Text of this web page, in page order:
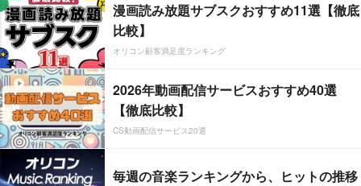
漫画読み放題サブスクおすすめ11選【徹底
比較】
オリコン顧客満足度ランキング
2026年動画配信サービスおすすめ40選
【徹底比較】
CS動画配信サービス20選
毎週の音楽ランキングから、ヒットの推移